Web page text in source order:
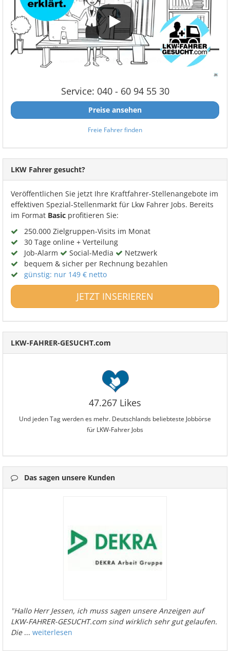
Service: 040 - 60 94 55 30
Preise ansehen
Freie Fahrer finden
LKW Fahrer gesucht?
Veröffentlichen Sie jetzt Ihre Kraftfahrer-Stellenangebote im
effektiven Spezial-Stellenmarkt für Lkw Fahrer Jobs. Bereits
im Format Basic profitieren Sie:
250.000 Zielgruppen-Visits im Monat
30 Tage online + Verteilung
Job-Alarm
Social-Media
Netzwerk
bequem & sicher per Rechnung bezahlen
günstig: nur 149 € netto
JETZT INSERIEREN
LKW-FAHRER-GESUCHT.com
47.267 Likes
Und jeden Tag werden es mehr. Deutschlands beliebteste Jobbörse
für LKW-Fahrer Jobs
Das sagen unsere Kunden
"Hallo Herr Jessen, ich muss sagen unsere Anzeigen auf
LKW-FAHRER-GESUCHT.com sind wirklich sehr gut gelaufen.
Die... weiterlesen